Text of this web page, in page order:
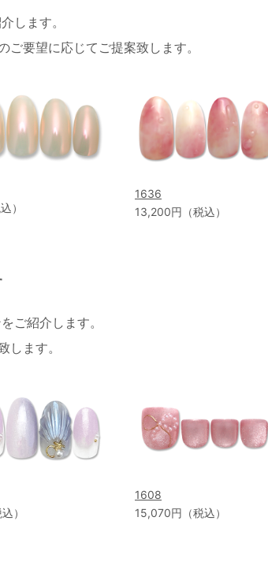
します。
要望に応じてご提案致します。
）
1636
13,200円（税込）
ご紹介します。
します。
）
1608
15,070円（税込）